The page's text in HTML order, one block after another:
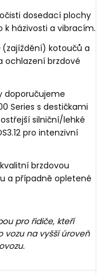
dosedací plochy
k házivosti a vibracím.
(zajíždění) kotoučů a
ochlazení brzdové
doporučujeme
Series s destičkami
silniční/lehké
pro intenzivní
brzdovou
a případně opletené
pro řidiče, kteří
vozu na vyšší úroveň